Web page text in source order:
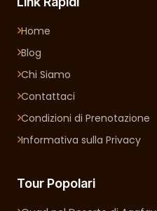
Home
Blog
Chi Siamo
Contattaci
Condizioni di Prenotazione
Informativa sulla Privacy
Tour Popolari